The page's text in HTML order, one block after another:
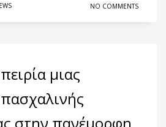
NO COMMENTS
μιας
στην πανέμορφη